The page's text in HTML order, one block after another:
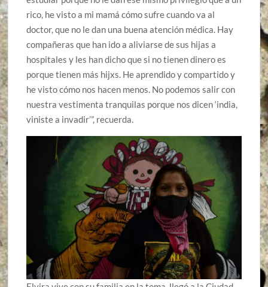
rico, he visto a mi mamá cómo sufre cuando va al
doctor, que no le dan una buena atención médica. Hay
compañeras que han ido a aliviarse de sus hijas a
hospitales y les han dicho que si no tienen dinero es
porque tienen más hijxs. He aprendido y compartido y
he visto cómo nos hacen menos. No podemos salir con
nuestra vestimenta tranquilas porque nos dicen ‘india,
viniste a invadir’”, recuerda.